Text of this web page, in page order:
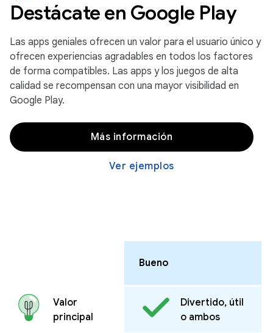
Destácate en Google Play
Las apps geniales ofrecen un valor para el usuario único y
ofrecen experiencias agradables en todos los factores
de forma compatibles. Las apps y los juegos de alta
calidad se recompensan con una mayor visibilidad en
Google Play.
Más información
Ver ejemplos
Bueno
Valor
principal
Divertido, útil
o ambos